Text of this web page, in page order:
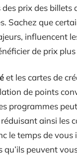
prix des billets
Sachez que
influencent
de prix
et les cartes de
de points
programmes
ainsi les
le temps de
peuvent